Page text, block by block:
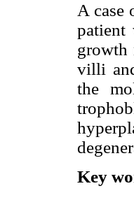
A case
patient
growth
villi
the
Key